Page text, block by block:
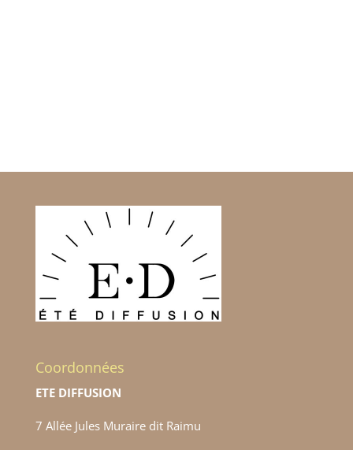
Coordonnées
ETE DIFFUSION
7 Allée Jules Muraire dit Raimu